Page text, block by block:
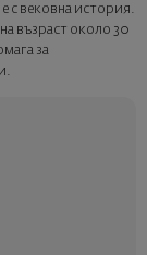
в
с вековна история.
възраст около 30
за